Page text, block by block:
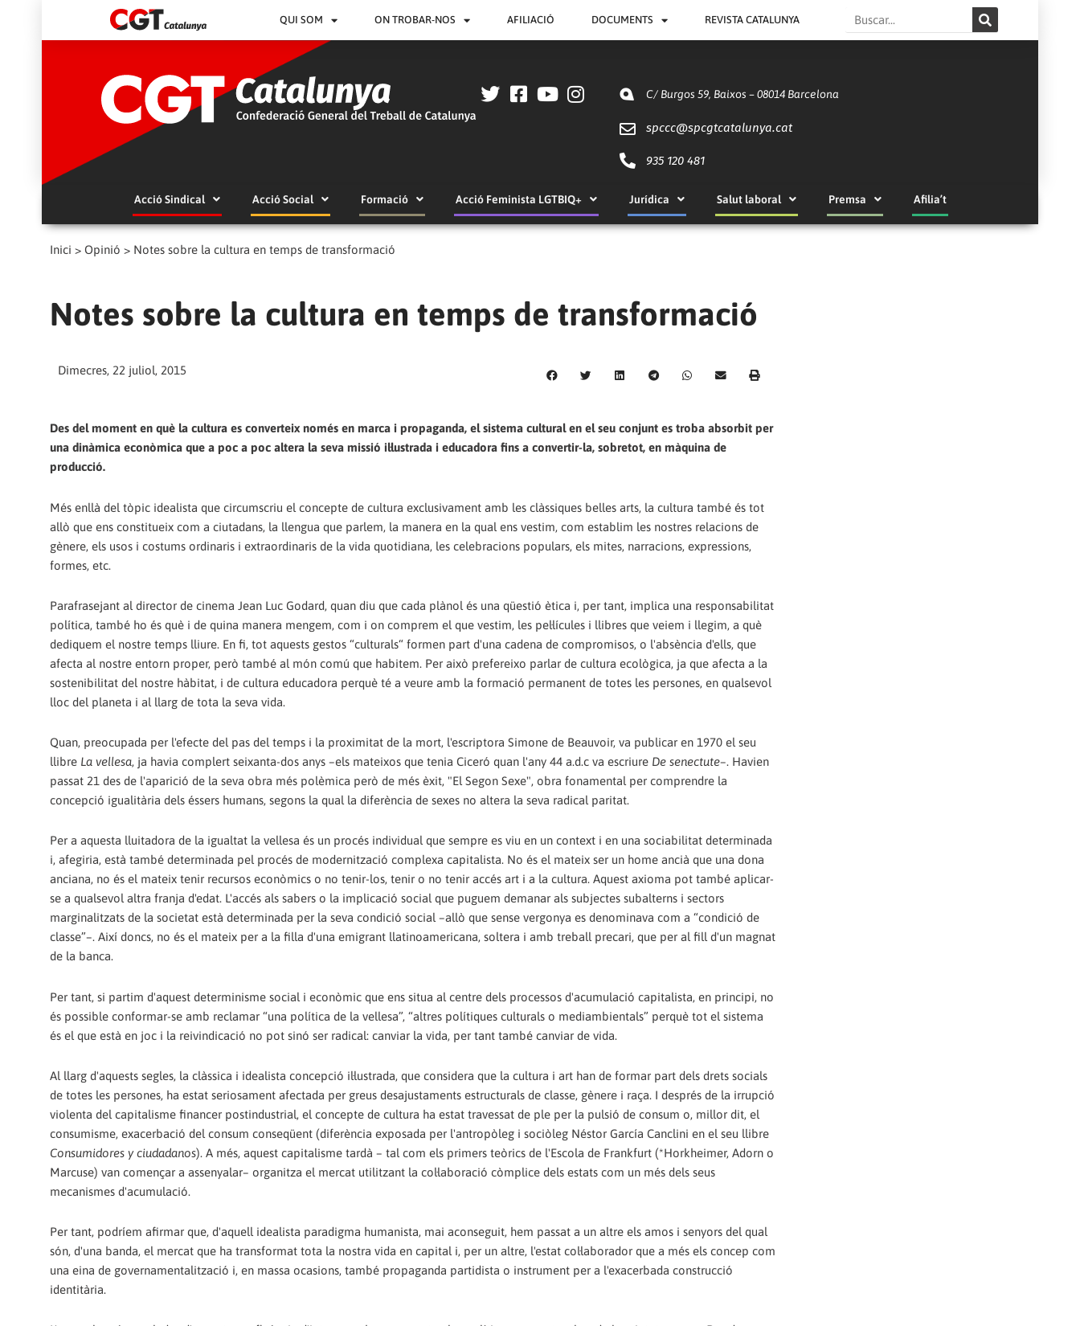
QUI SOM ON TROBAR-NOS AFILIACIÓ DOCUMENTS REVISTA CATALUNYA Search
C/ Burgos 59, Baixos – 08014 Barcelona
spccc@spcgtcatalunya.cat
935 120 481
Acció Sindical Acció Social Formació Acció Feminista LGTBIQ+ Jurídica Salut laboral Premsa Afilia’t
Inici > Opinió > Notes sobre la cultura en temps de transformació
Notes sobre la cultura en temps de transformació
Dimecres, 22 juliol, 2015
Des del moment en què la cultura es converteix només en marca i propaganda, el sistema cultural en el seu conjunt es troba absorbit per
una dinàmica econòmica que a poc a poc altera la seva missió il·lustrada i educadora fins a convertir-la, sobretot, en màquina de
producció.
Més enllà del tòpic idealista que circumscriu el concepte de cultura exclusivament amb les clàssiques belles arts, la cultura també és tot
allò que ens constitueix com a ciutadans, la llengua que parlem, la manera en la qual ens vestim, com establim les nostres relacions de
gènere, els usos i costums ordinaris i extraordinaris de la vida quotidiana, les celebracions populars, els mites, narracions, expressions,
formes, etc.
Parafrasejant al director de cinema Jean Luc Godard, quan diu que cada plànol és una qüestió ètica i, per tant, implica una responsabilitat
política, també ho és què i de quina manera mengem, com i on comprem el que vestim, les pel·lícules i llibres que veiem i llegim, a què
dediquem el nostre temps lliure. En fi, tot aquests gestos “culturals“ formen part d'una cadena de compromisos, o l'absència d'ells, que
afecta al nostre entorn proper, però també al món comú que habitem. Per això prefereixo parlar de cultura ecològica, ja que afecta a la
sostenibilitat del nostre hàbitat, i de cultura educadora perquè té a veure amb la formació permanent de totes les persones, en qualsevol
lloc del planeta i al llarg de tota la seva vida.
Quan, preocupada per l'efecte del pas del temps i la proximitat de la mort, l'escriptora Simone de Beauvoir, va publicar en 1970 el seu
llibre La vellesa, ja havia complert seixanta-dos anys –els mateixos que tenia Ciceró quan l'any 44 a.d.c va escriure De senectute–. Havien
passat 21 des de l'aparició de la seva obra més polèmica però de més èxit, "El Segon Sexe", obra fonamental per comprendre la
concepció igualitària dels éssers humans, segons la qual la diferència de sexes no altera la seva radical paritat.
Per a aquesta lluitadora de la igualtat la vellesa és un procés individual que sempre es viu en un context i en una sociabilitat determinada
i, afegiria, està també determinada pel procés de modernització complexa capitalista. No és el mateix ser un home ancià que una dona
anciana, no és el mateix tenir recursos econòmics o no tenir-los, tenir o no tenir accés art i a la cultura. Aquest axioma pot també aplicar-
se a qualsevol altra franja d'edat. L'accés als sabers o la implicació social que puguem demanar als subjectes subalterns i sectors
marginalitzats de la societat està determinada per la seva condició social –allò que sense vergonya es denominava com a “condició de
classe”–. Així doncs, no és el mateix per a la filla d'una emigrant llatinoamericana, soltera i amb treball precari, que per al fill d'un magnat
de la banca.
Per tant, si partim d'aquest determinisme social i econòmic que ens situa al centre dels processos d'acumulació capitalista, en principi, no
és possible conformar-se amb reclamar “una política de la vellesa”, “altres polítiques culturals o mediambientals” perquè tot el sistema
és el que està en joc i la reivindicació no pot sinó ser radical: canviar la vida, per tant també canviar de vida.
Al llarg d'aquests segles, la clàssica i idealista concepció il·lustrada, que considera que la cultura i art han de formar part dels drets socials
de totes les persones, ha estat seriosament afectada per greus desajustaments estructurals de classe, gènere i raça. I després de la irrupció
violenta del capitalisme financer postindustrial, el concepte de cultura ha estat travessat de ple per la pulsió de consum o, millor dit, el
consumisme, exacerbació del consum conseqüent (diferència exposada per l'antropòleg i sociòleg Néstor García Canclini en el seu llibre
Consumidores y ciudadanos). A més, aquest capitalisme tardà – tal com els primers teòrics de l'Escola de Frankfurt (*Horkheimer, Adorn o
Marcuse) van començar a assenyalar– organitza el mercat utilitzant la col·laboració còmplice dels estats com un més dels seus
mecanismes d'acumulació.
Per tant, podríem afirmar que, d'aquell idealista paradigma humanista, mai aconseguit, hem passat a un altre els amos i senyors del qual
són, d'una banda, el mercat que ha transformat tota la nostra vida en capital i, per un altre, l'estat col·laborador que a més els concep com
una eina de governamentalització i, en massa ocasions, també propaganda partidista o instrument per a l'exacerbada construcció
identitària.